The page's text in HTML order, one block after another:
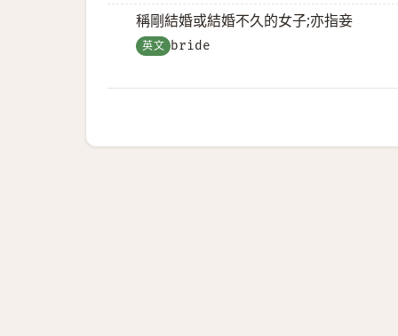
稱剛結婚或結婚不久的女子;亦指妾
英文 bride